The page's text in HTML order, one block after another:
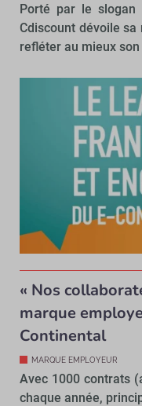
Porté par le slogan
Cdiscount dévoile
refléter au mieux
« Nos
marque
Continental
MARQUE EMPLOYEUR
Avec 1000 contrats
chaque année,